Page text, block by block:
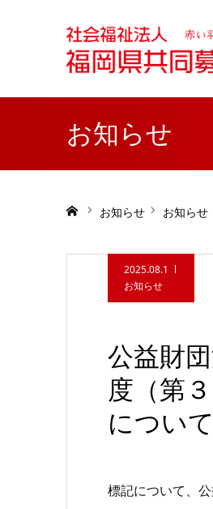
お知らせ
お知らせ お知らせ
2025.08.1
お知らせ
公益財
度（第
について
標記について、